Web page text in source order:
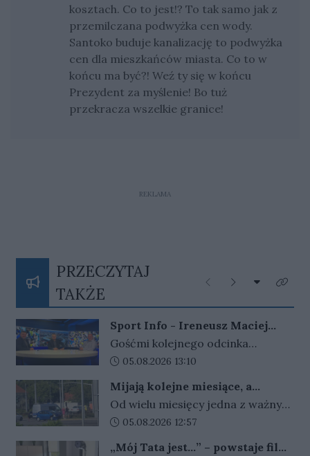
kosztach. Co to jest!? To tak samo jak z
przemilczana podwyżka cen wody.
Santoko buduje kanalizację to podwyżka
cen dla mieszkańców miasta. Co to w
końcu ma być?! Weź ty się w końcu
Prezydent za myślenie! Bo tuż
przekracza wszelkie granice!
REKLAMA
PRZECZYTAJ
TAKŻE
Poprzednie
Następne
Rozwiń
Kliknij
Sport Info - Ireneusz Maciej
Zmora, Przemysław Ciućka i
Jarosław Miłkowski
Gośćmi kolejnego odcinka
programu Sport Info byli –
prezes Stali Gorzów, Jarosław
Miłkowski dziennikarz Gazety
Lubuskiej i portalu Gorzów Nasze
Miasto i Przemysław Ciućka
Data dodania artykułu:
05.08.2026 13:10
Mijają kolejne miesiące, a
problem w Gorzowie nadal nie
został rozwiązany
Od wielu miesięcy jedna z ważnych
instalacji na rondzie Santockim w
Data dodania artykułu:
05.08.2026 12:57
„Mój Tata jest…” – powstaje film